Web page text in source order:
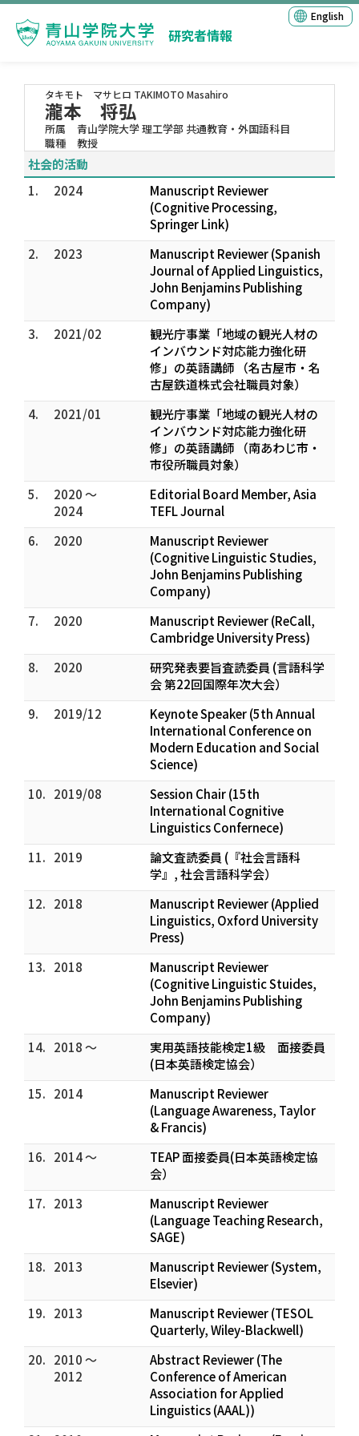
研究者情報
English
タキモト マサヒロ TAKIMOTO Masahiro
瀧本 将弘
所属
青山学院大学 理工学部 共通教育・外国語科目
職種
教授
社会的活動
1.
2024
Manuscript Reviewer
(Cognitive Processing,
Springer Link)
2.
2023
Manuscript Reviewer (Spanish
Journal of Applied Linguistics,
John Benjamins Publishing
Company)
3.
2021/02
観光庁事業「地域の観光人材の
インバウンド対応能力強化研
修」の英語講師 （名古屋市・名
古屋鉄道株式会社職員対象）
4.
2021/01
観光庁事業「地域の観光人材の
インバウンド対応能力強化研
修」の英語講師 （南あわじ市・
市役所職員対象）
5.
2020 ～
2024
Editorial Board Member, Asia
TEFL Journal
6.
2020
Manuscript Reviewer
(Cognitive Linguistic Studies,
John Benjamins Publishing
Company)
7.
2020
Manuscript Reviewer (ReCall,
Cambridge University Press)
8.
2020
研究発表要旨査読委員 (言語科学
会 第22回国際年次大会）
9.
2019/12
Keynote Speaker (5th Annual
International Conference on
Modern Education and Social
Science)
10. 2019/08
Session Chair (15th
International Cognitive
Linguistics Confernece)
11. 2019
論文査読委員 (『社会言語科
学』, 社会言語科学会）
12. 2018
Manuscript Reviewer (Applied
Linguistics, Oxford University
Press)
13. 2018
Manuscript Reviewer
(Cognitive Linguistic Stuides,
John Benjamins Publishing
Company)
14. 2018 ～
実用英語技能検定1級 面接委員
(日本英語検定協会）
15. 2014
Manuscript Reviewer
(Language Awareness, Taylor
& Francis)
16. 2014 ～
TEAP 面接委員(日本英語検定協
会）
17. 2013
Manuscript Reviewer
(Language Teaching Research,
SAGE)
18. 2013
Manuscript Reviewer (System,
Elsevier)
19. 2013
Manuscript Reviewer (TESOL
Quarterly, Wiley-Blackwell)
20. 2010 ～
2012
Abstract Reviewer (The
Conference of American
Association for Applied
Linguistics (AAAL))